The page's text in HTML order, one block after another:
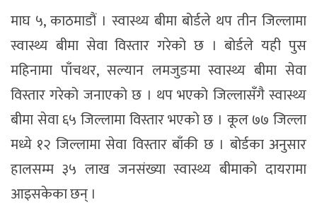
माघ ५, काठमाडौं । स्वास्थ्य बीमा बोर्डले थप तीन जिल्लामा
स्वास्थ्य बीमा सेवा विस्तार गरेको छ । बोर्डले यही पुस
महिनामा पाँचथर, सल्यान लमजुङमा स्वास्थ्य बीमा सेवा
विस्तार गरेको जनाएको छ । थप भएको जिल्लासँगै स्वास्थ्य
बीमा सेवा ६५ जिल्लामा विस्तार भएको छ । कूल ७७ जिल्ला
मध्ये १२ जिल्लामा सेवा विस्तार बाँकी छ । बोर्डका अनुसार
हालसम्म ३५ लाख जनसंख्या स्वास्थ्य बीमाको दायरामा
आइसकेका छन् ।